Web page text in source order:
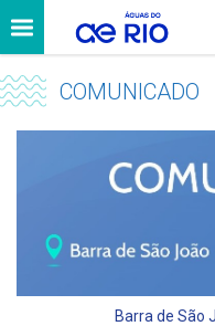
COMUNICADO
Barra de São